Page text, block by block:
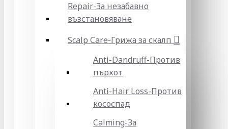
Repair-За незабавно
възстановяване
Scalp Care-Грижа за скалп
Anti-Dandruff-Против
пърхот
Anti-Hair Loss-Против
кососпад
Calming-За